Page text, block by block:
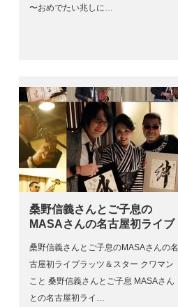
〜おめでたい兆しに…
桑野信義さんとご子息の
MASAさんの名古屋初ライブ
桑野信義さんとご子息のMASAさんの名
古屋初ライブラッツ＆スター クワマン
こと 桑野信義さんとご子息 MASAさん
との名古屋初ライ…